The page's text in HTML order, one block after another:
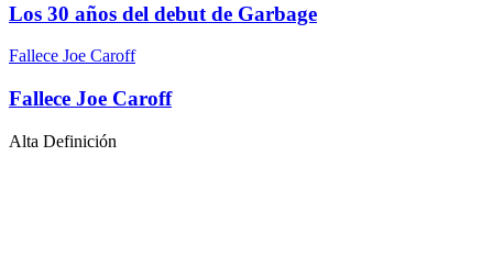
Los 30 años del debut de Garbage
Fallece Joe Caroff
Fallece Joe Caroff
Alta Definición